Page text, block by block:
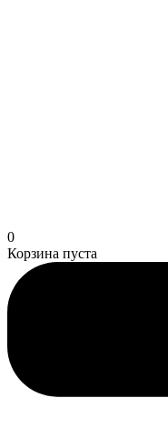
0
Корзина пуста